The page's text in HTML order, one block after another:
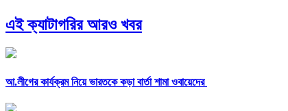
এই ক্যাটাগরির আরও খবর
আ.লীগের কার্যক্রম নিয়ে ভারতকে কড়া বার্তা শামা ওবায়েদের